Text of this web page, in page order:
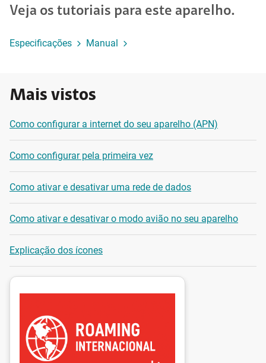
Veja os tutoriais para este aparelho.
Especificações Manual
Mais vistos
Como configurar a internet do seu aparelho (APN)
Como configurar pela primeira vez
Como ativar e desativar uma rede de dados
Como ativar e desativar o modo avião no seu aparelho
Explicação dos ícones